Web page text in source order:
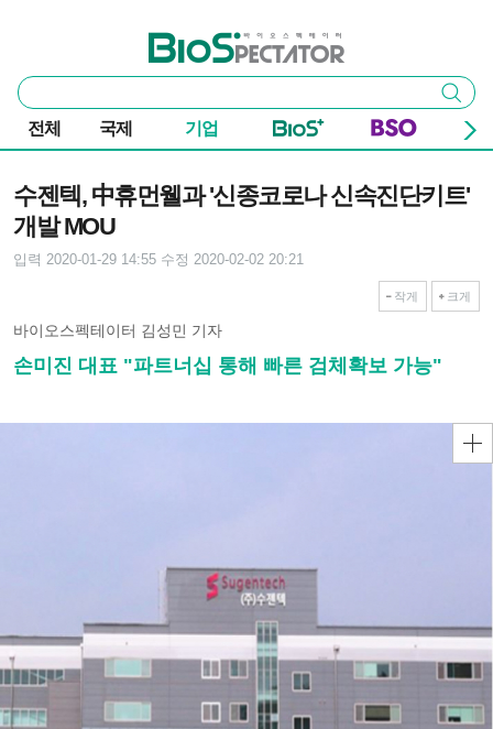
바이오스펙테이터
통
합
검
색
검색
전체 국제 기업
수젠텍, 中휴먼웰과 '신종코로나 신속진단키트'
개발 MOU
입력 2020-01-29 14:55 수정 2020-02-02 20:21
작게 크게
바이오스펙테이터 김성민 기자
손미진 대표 "파트너십 통해 빠른 검체확보 가능"